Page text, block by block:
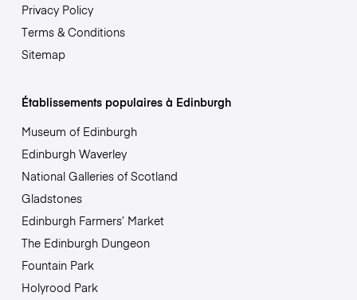
Privacy Policy
Terms & Conditions
Sitemap
Établissements populaires à Edinburgh
Museum of Edinburgh
Edinburgh Waverley
National Galleries of Scotland
Gladstones
Edinburgh Farmers’ Market
The Edinburgh Dungeon
Fountain Park
Holyrood Park